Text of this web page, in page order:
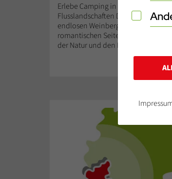
Erlebe Camping in einer der
Flusslandschaften Deutschlands!
endlosen Weinbergen, grünen
romantischen Seitentälern genießt
der Natur und den Blick...
Andere